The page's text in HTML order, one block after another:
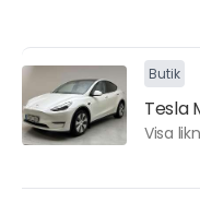
Butik
Tesla
Visa